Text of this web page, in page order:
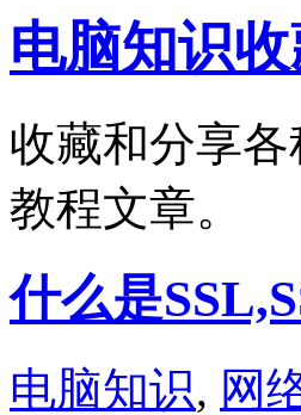
电脑知识
收藏和分享
教程文章。
什么是
电脑知识, 网